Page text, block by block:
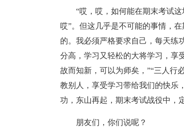
“哎，哎，如何能在期末考试这
哎”。但这几乎是不可能的事情，
的。我必须严格要求自己，每天练
分高，学习又轻松的大将学习，享
故而知新，可以为师矣，”“三人行
教别人，享受学习带给我们的快乐
功，东山再起，期末考试战役中，
朋友们，你们说呢？